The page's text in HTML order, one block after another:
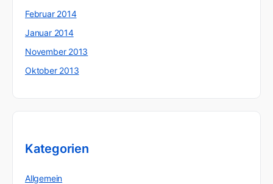
Februar 2014
Januar 2014
November 2013
Oktober 2013
Kategorien
Allgemein